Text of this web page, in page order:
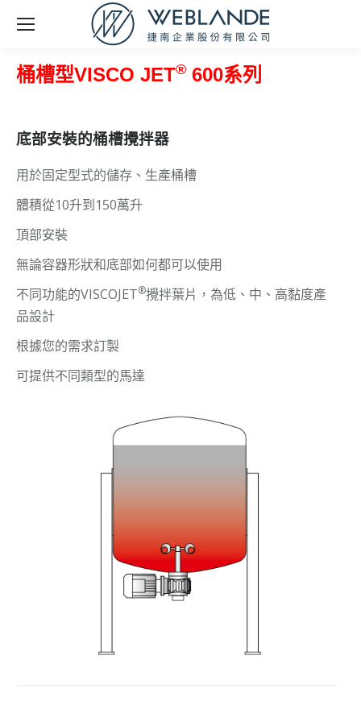
桶槽型VISCO JET® 600系列
底部安裝的桶槽攪拌器
用於固定型式的儲存、生產桶槽
體積從10升到150萬升
頂部安裝
無論容器形狀和底部如何都可以使用
不同功能的VISCOJET®攪拌葉片，為低、中、高黏度產
品設計
根據您的需求訂製
可提供不同類型的馬達